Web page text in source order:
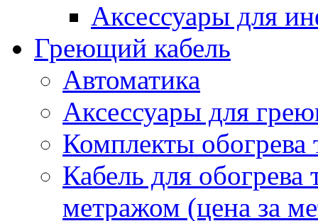
Аксессуары для
Греющий кабель
Автоматика
Аксессуары для
Комплекты обогрева
Кабель для обогрева
метражом (цена за